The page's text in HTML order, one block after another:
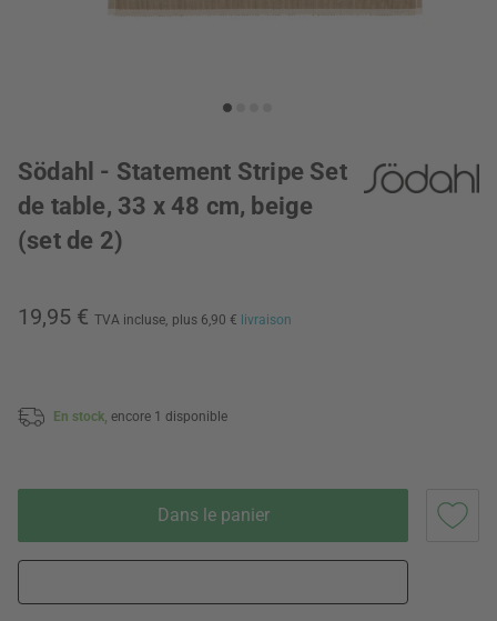
Södahl - Statement Stripe Set
de table, 33 x 48 cm, beige
(set de 2)
19,95 € TVA incluse, plus 6,90 € livraison
En stock, encore 1 disponible
Dans le panier